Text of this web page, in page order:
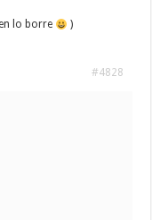
lo borre )
#4828